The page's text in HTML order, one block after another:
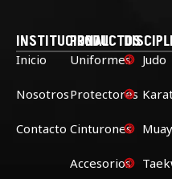
INSTITUCIONAL
Inicio
Nosotros
Contacto
PRODUCTOS
Uniformes
Protectores
Cinturones
Accesorios
Judo